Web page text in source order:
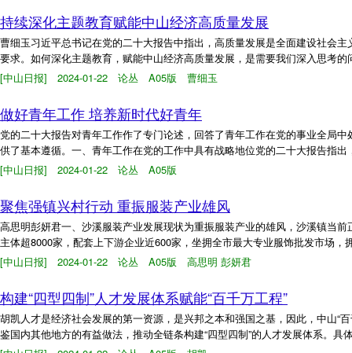
持续深化主题教育赋能中山经济高质量发展
曹细玉习近平总书记在党的二十大报告中指出，高质量发展是全面建设社会
要求。如何深化主题教育，赋能中山经济高质量发展，是需要我们深入思考
[中山日报] 2024-01-22 论丛 A05版 曹细玉
做好青年工作 培养新时代好青年
党的二十大报告对青年工作作了专门论述，回答了青年工作在党的事业全局
供了基本遵循。一、青年工作在党的工作中具有战略地位党的二十大报告指
[中山日报] 2024-01-22 论丛 A05版
聚焦强镇兴村行动 重振服装产业雄风
高思明彭妍君一、沙溪服装产业发展现状为重振服装产业的雄风，沙溪镇当
主体超8000家，配套上下游企业近600家，坐拥全市最大专业服饰批发市场
[中山日报] 2024-01-22 论丛 A05版 高思明 彭妍君
构建“四型四制”人才发展体系赋能“百千万工程”
胡凯人才是经济社会发展的第一资源，是兴邦之本和强国之基，因此，中山“
鉴国内其他地方的有益做法，推动全链条构建“四型四制”的人才发展体系。